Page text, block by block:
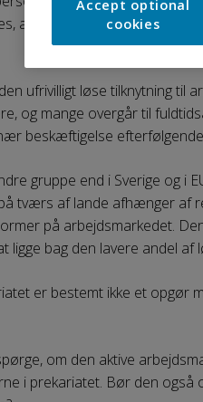
at opgaverne i mindre
ufrivilligt løse tilknytning
og mange overgår til
beskæftigelse
gruppe end i Sverige og i
tværs af lande afhænger af
på arbejdsmarkedet.
bag den lavere andel af
er bestemt ikke et opgør
om den aktive
i prekariatet. Bør den også
Accept optional
cookies